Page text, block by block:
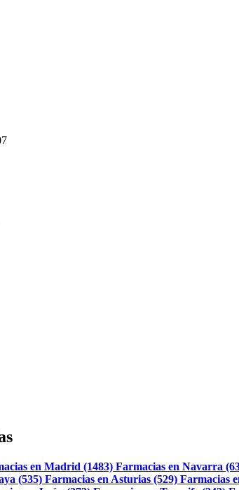
en Madrid (1483) Farmacias en Navarra
(535) Farmacias en Asturias (529) Farmacias